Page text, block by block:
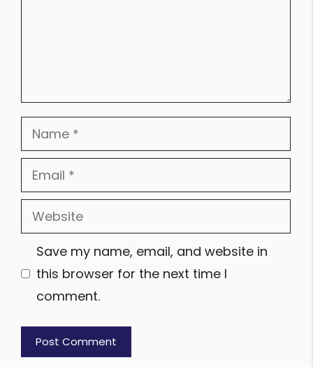
Name
Email
Website
Save my name, email, and website in
this browser for the next time I
comment.